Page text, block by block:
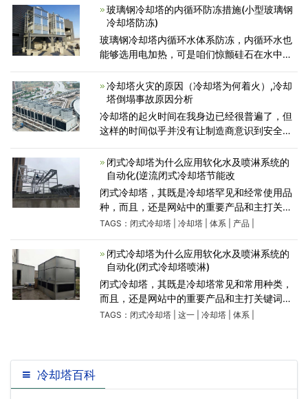
广东康明节能空调就来帮助大家全面分析一下
冷却塔常见的故
玻璃钢冷却塔的内循环防冻措施(小型玻璃钢
冷却塔防冻)
玻璃钢冷却塔内循环水体系防冻，内循环水也
能够选用电加热，可是咱们惊颤硅石在水中参
耗对比大，可是跟着冷却塔建造的规划增大，
咱们最佳的方法即是
冷却塔火灾的原因（冷却塔为何着火）,冷却
塔倒塌事故原因分析
冷却塔的起火时间在我身边已经很普遍了，但
这样的时间似乎并没有让制造商意识到安全使
起冷却塔起火。这造成了巨大的财产损失。根
据调查，这些火灾的
闭式冷却塔为什么应用软化水及喷淋系统的
自动化(逆流闭式冷却塔节能改
闭式冷却塔，其既是冷却塔罕见和经常使用品
种，而且，还是网站中的重要产品和主打关键
词之一。因此，有必要对该产品有一个全面的
他们学会成功，学会合理使
TAGS： 闭式冷却塔| 冷却塔| 体系 产品
闭式冷却塔为什么应用软化水及喷淋系统的
自动化(闭式冷却塔喷淋)
闭式冷却塔，其既是冷却塔常见和常用种类，
而且，还是网站中的重要产品和主打关键词之
一。所以，要求对这一产品有全面认识，即
TAGS： 闭式冷却塔| 这一| 冷却塔| 体系|
冷却塔百科